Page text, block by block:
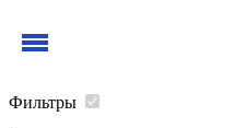
Фильтры